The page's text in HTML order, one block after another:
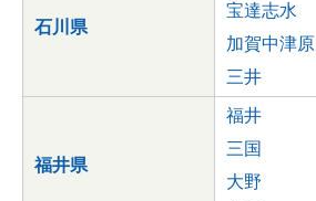
石川県
宝達志水
加賀中津原
三井
福井県
福井
三国
大野